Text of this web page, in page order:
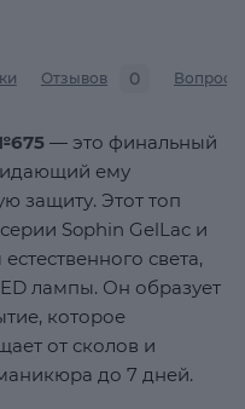
Отзывов 0 Вопросы
— это финальный
ему
защиту. Этот топ
Sophin GelLac и
света,
лампы. Он образует
которое
от сколов и
до 7 дней.